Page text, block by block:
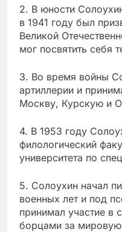
2. В юности
в 1941 году был
Великой
мог посвятить себя
3. Во время войны
артиллерии и
Москву, Курскую и
4. В 1953 году
филологический
университета по
5. Солоухин начал
военных лет и под
принимал участие в
борцами за мировую